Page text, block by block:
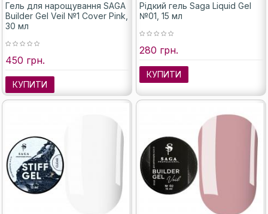
Гель для нарощування SAGA
Builder Gel Veil №1 Cover Pink,
30 мл
450 грн.
КУПИТИ
Рідкий гель Saga Liquid Gel
№01, 15 мл
280 грн.
КУПИТИ